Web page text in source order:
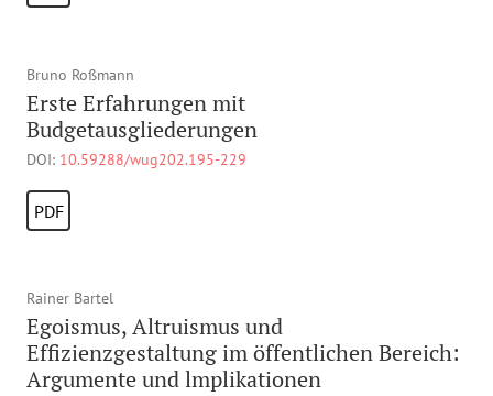
Bruno Roßmann
Erste Erfahrungen mit
Budgetausgliederungen
DOI: 10.59288/wug202.195-229
PDF
Rainer Bartel
Egoismus, Altruismus und
Effizienzgestaltung im öffentlichen Bereich:
Argumente und lmplikationen